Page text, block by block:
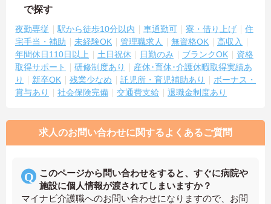
で探す
夜勤専従 駅から徒歩10分以内 車通勤可 寮・借り上げ
住
宅手当・補助
未経験OK 管理職求人 無資格OK
高収入
年間休日110日以上
土日祝休 日勤のみ ブランクOK
資格
取得サポート
研修制度あり
産休･育休･介護休暇取得実績あ
り
新卒OK 残業少なめ 託児所・育児補助あり
ボーナス・
賞与あり
社会保険完備 交通費支給 退職金制度あり
求人のお問い合わせに関するよくあるご質問
このページから問い合わせをすると、すぐに病院や
施設に個人情報が渡されてしまいますか？
マイナビ介護職へのお問い合わせになりますので、お問